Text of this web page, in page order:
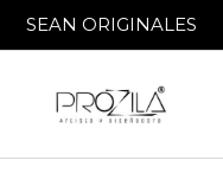
SEAN ORIGINALES